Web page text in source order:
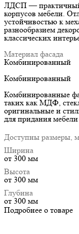
ЛДСП — практичный
корпусов мебели.
устойчивостью к
разнообразием
классических
Материал фасада
Комбинированный
Комбинированный
Комбинированные
таких как МДФ,
оригинальные и
для придания
Доступны размеры,
Ширина
от 300 мм
Высота
от 300 мм
Глубина
от 300 мм
Подробнее о товаре